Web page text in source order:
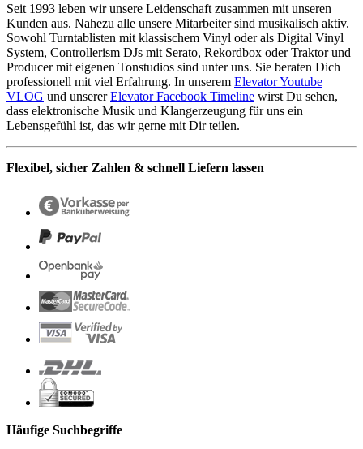
Seit 1993 leben wir unsere Leidenschaft zusammen mit unseren
Kunden aus. Nahezu alle unsere Mitarbeiter sind musikalisch aktiv.
Sowohl Turntablisten mit klassischem Vinyl oder als Digital Vinyl
System, Controllerism DJs mit Serato, Rekordbox oder Traktor und
Producer mit eigenen Tonstudios sind unter uns. Sie beraten Dich
professionell mit viel Erfahrung. In unserem Elevator Youtube
VLOG und unsererElevator Facebook Timeline wirst Du sehen,
dass elektronische Musik und Klangerzeugung für uns ein
Lebensgefühl ist, das wir gerne mit Dir teilen.
Flexibel, sicher Zahlen & schnell Liefern lassen
Häufige Suchbegriffe